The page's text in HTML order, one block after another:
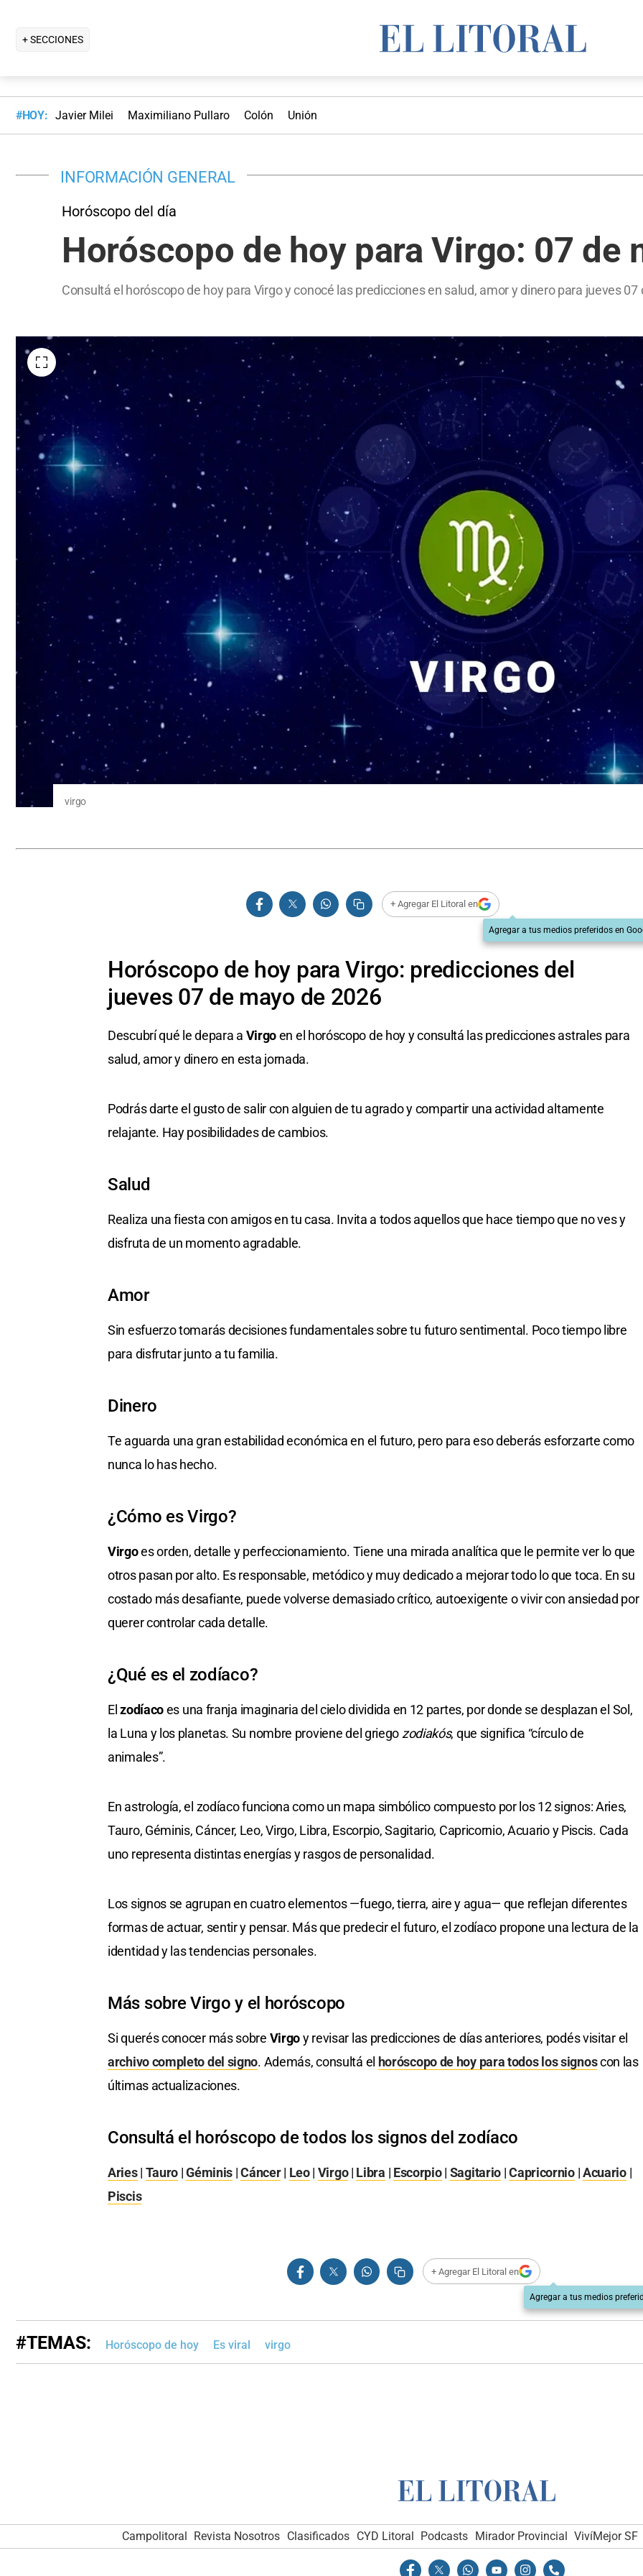
+ SECCIONES
#HOY: Javier Milei Maximiliano Pullaro Colón Unión
INFORMACIÓN GENERAL
Horóscopo del día
Horóscopo de hoy para Virgo: 07 de
Consultá el horóscopo de hoy para Virgo y conocé las predicciones en salud, amor y dinero para jueves
virgo
+ Agregar El Litoral en
Agregar a tus medios preferidos en
Horóscopo de hoy para Virgo: predicciones del
jueves 07 de mayo de 2026
Descubrí qué le depara a Virgoen el horóscopo de hoy y consultá las predicciones astrales para
salud, amor y dinero en esta jornada.
Podrás darte el gusto de salir con alguien de tu agrado y compartir una actividad altamente
relajante. Hay posibilidades de cambios.
Salud
Realiza una fiesta con amigos en tu casa. Invita a todos aquellos que hace tiempo que no ves y
disfruta de un momento agradable.
Amor
Sin esfuerzo tomarás decisiones fundamentales sobre tu futuro sentimental. Poco tiempo libre
para disfrutar junto a tu familia.
Dinero
Te aguarda una gran estabilidad económica en el futuro, pero para eso deberás esforzarte como
nunca lo has hecho.
¿Cómo es Virgo?
Virgoes orden, detalle y perfeccionamiento. Tiene una mirada analítica que le permite ver lo que
otros pasan por alto. Es responsable, metódico y muy dedicado a mejorar todo lo que toca. En su
costado más desafiante, puede volverse demasiado crítico, autoexigente o vivir con ansiedad por
querer controlar cada detalle.
¿Qué es el zodíaco?
Elzodíacoes una franja imaginaria del cielo dividida en 12 partes, por donde se desplazan el Sol,
la Luna y los planetas. Su nombre proviene del griegozodiakós, que significa “círculo de
animales”.
En astrología, el zodíaco funciona como un mapa simbólico compuesto por los 12 signos: Aries,
Tauro, Géminis, Cáncer, Leo, Virgo, Libra, Escorpio, Sagitario, Capricornio, Acuario y Piscis. Cada
uno representa distintas energías y rasgos de personalidad.
Los signos se agrupan en cuatro elementos —fuego, tierra, aire y agua— que reflejan diferentes
formas de actuar, sentir y pensar. Más que predecir el futuro, el zodíaco propone una lectura de la
identidad y las tendencias personales.
Más sobre Virgo y el horóscopo
Si querés conocer más sobre Virgoy revisar las predicciones de días anteriores, podés visitar el
archivo completo del signo. Además, consultá el horóscopo de hoy para todos los signoscon las
últimas actualizaciones.
Consultá el horóscopo de todos los signos del zodíaco
Aries| Tauro |Géminis |Cáncer| Leo| Virgo| Libra | Escorpio| Sagitario |Capricornio|Acuario|
Piscis
+ Agregar El Litoral en
Agregar a tus medios
#TEMAS: Horóscopo de hoy Es viral virgo
Campolitoral Revista Nosotros Clasificados CYD Litoral Podcasts Mirador Provincial VivíMejor SF